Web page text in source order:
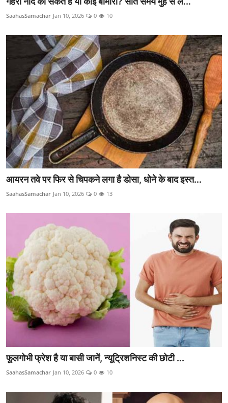
SaahasSamachar Jan 10, 2026 0 10
आयरन तवे पर फिर से चिपकने लगा है डोसा, धोने के बाद इस्त...
SaahasSamachar Jan 10, 2026 0 13
फूलगोभी फ्रेश है या बासी जानें, न्यूट्रिशनिस्ट की छोटी ...
SaahasSamachar Jan 10, 2026 0 10